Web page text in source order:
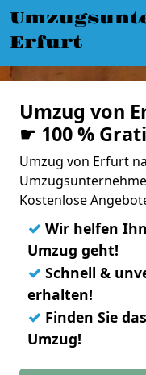
Erfurt
Umzug von
☛ 100 %
Umzug von Erfurt
Kostenlose
✓ Wir helfen
Umzug geht!
✓ Schnell &
erhalten!
✓ Finden Sie
Umzug!